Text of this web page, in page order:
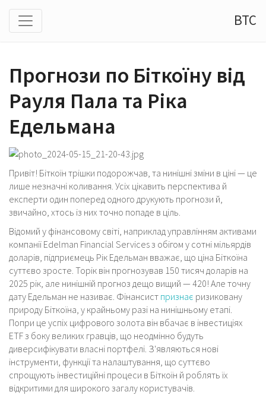
BTC
Прогнози по Біткоїну від
Рауля Пала та Ріка
Едельмана
Привіт! Біткоїн трішки подорожчав, та нинішні зміни в ціні — це
лише незначні коливання. Усіх цікавить перспектива й
експерти один поперед одного друкують прогнози й,
звичайно, хтось із них точно попаде в ціль.
Відомий у фінансовому світі, наприклад управлінням активами
компанії Edelman Financial Services з обігом у сотні мільярдів
доларів, підприємець Рік Едельман вважає, що ціна Біткоїна
суттєво зросте. Торік він прогнозував 150 тисяч доларів на
2025 рік, але нинішній прогноз дещо вищий — 420! Але точну
дату Едельман не називає. Фінансист признає ризиковану
природу Біткоїна, у крайньому разі на нинішньому етапі.
Попри це успіх цифрового золота він вбачає в інвестиціях
ETF з боку великих гравців, що неодмінно будуть
диверсифікувати власні портфелі. З'являються нові
інструменти, функції та налаштування, що суттєво
спрощують інвестиційні процеси в Біткоїн й роблять їх
відкритими для широкого загалу користувачів.